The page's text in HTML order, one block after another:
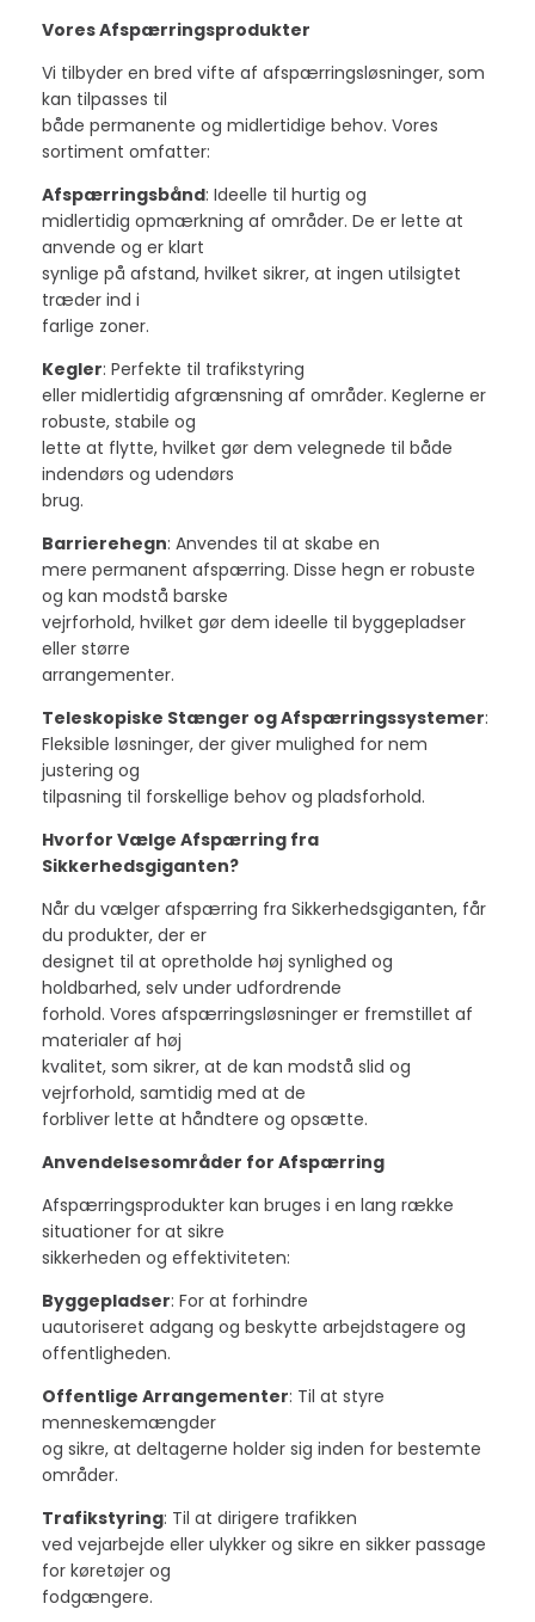
Vores Afspærringsprodukter
Vi tilbyder en bred vifte af afspærringsløsninger, som
kan tilpasses til
både permanente og midlertidige behov. Vores
sortiment omfatter:
Afspærringsbånd: Ideelle til hurtig og
midlertidig opmærkning af områder. De er lette at
anvende og er klart
synlige på afstand, hvilket sikrer, at ingen utilsigtet
træder ind i
farlige zoner.
Kegler: Perfekte til trafikstyring
eller midlertidig afgrænsning af områder. Keglerne er
robuste, stabile og
lette at flytte, hvilket gør dem velegnede til både
indendørs og udendørs
brug.
Barrierehegn: Anvendes til at skabe en
mere permanent afspærring. Disse hegn er robuste
og kan modstå barske
vejrforhold, hvilket gør dem ideelle til byggepladser
eller større
arrangementer.
Teleskopiske Stænger og Afspærringssystemer:
Fleksible løsninger, der giver mulighed for nem
justering og
tilpasning til forskellige behov og pladsforhold.
Hvorfor Vælge Afspærring fra
Sikkerhedsgiganten?
Når du vælger afspærring fra Sikkerhedsgiganten, får
du produkter, der er
designet til at opretholde høj synlighed og
holdbarhed, selv under udfordrende
forhold. Vores afspærringsløsninger er fremstillet af
materialer af høj
kvalitet, som sikrer, at de kan modstå slid og
vejrforhold, samtidig med at de
forbliver lette at håndtere og opsætte.
Anvendelsesområder for Afspærring
Afspærringsprodukter kan bruges i en lang række
situationer for at sikre
sikkerheden og effektiviteten:
Byggepladser: For at forhindre
uautoriseret adgang og beskytte arbejdstagere og
offentligheden.
Offentlige Arrangementer: Til at styre
menneskemængder
og sikre, at deltagerne holder sig inden for bestemte
områder.
Trafikstyring: Til at dirigere trafikken
ved vejarbejde eller ulykker og sikre en sikker passage
for køretøjer og
fodgængere.